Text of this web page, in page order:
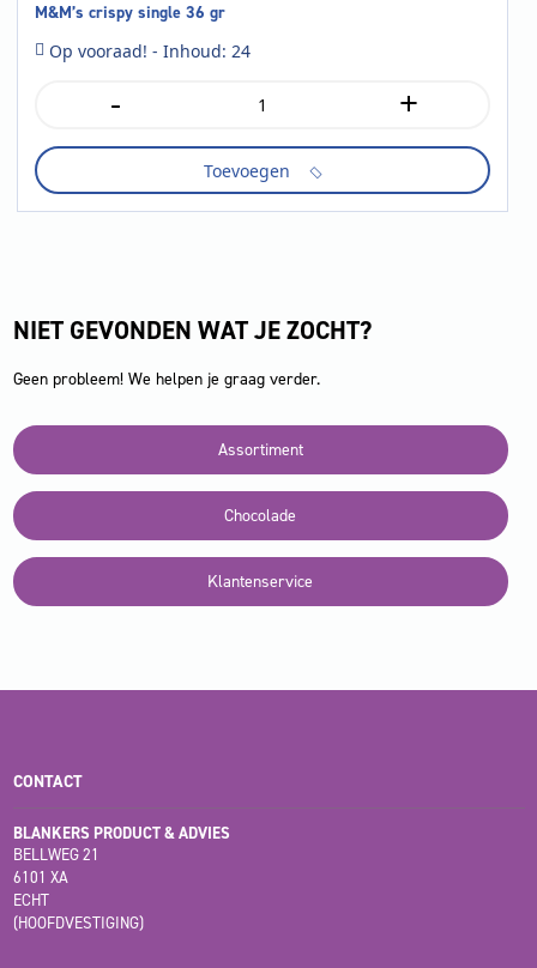
M&M’s crispy single 36 gr
Op vooraad! - Inhoud: 24
-
single
gr
aantal
+
Toevoegen
NIET GEVONDEN WAT JE ZOCHT?
Geen probleem! We helpen je graag verder.
Assortiment
Chocolade
Klantenservice
CONTACT
BLANKERS PRODUCT & ADVIES
BELLWEG 21
6101 XA
ECHT
(HOOFDVESTIGING)